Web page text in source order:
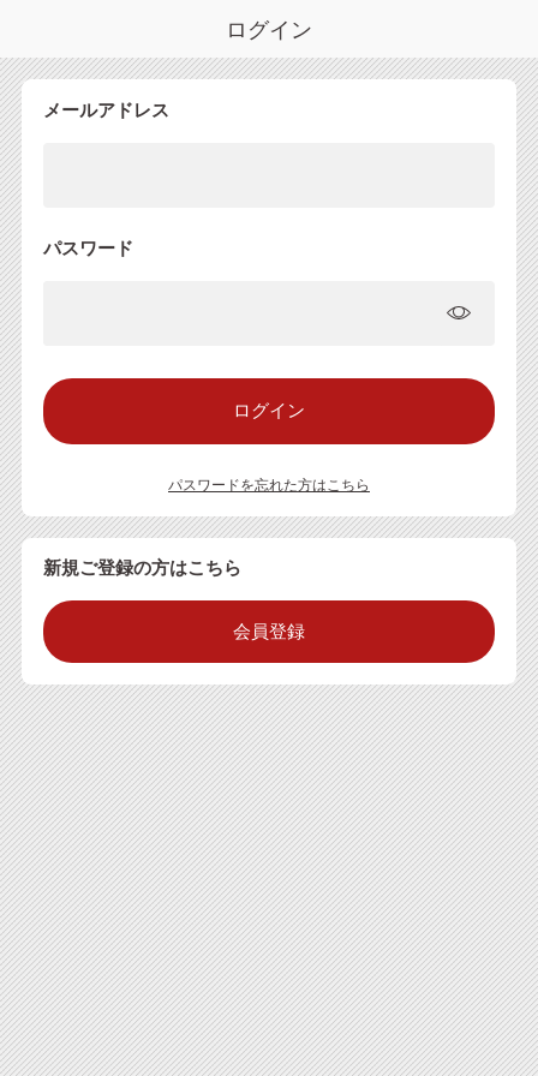
ログイン
メールアドレス
パスワード
パスワードを忘れた方はこちら
新規ご登録の方はこちら
会員登録